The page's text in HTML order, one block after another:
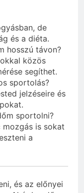
de
és a diéta.
hosszú távon?
közös
segíthet.
sportolás?
jelzéseire és
sportolni?
is sokat
a
és az előnyei